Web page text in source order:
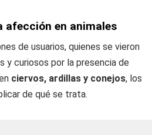
afección en animales
de usuarios, quienes se vieron
y curiosos por la presencia de
ciervos, ardillas y conejos, los
de qué se trata.